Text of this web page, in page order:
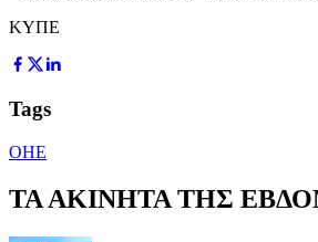
ΚΥΠΕ
Tags
ΟΗΕ
ΤΑ ΑΚΙΝΗΤΑ ΤΗΣ